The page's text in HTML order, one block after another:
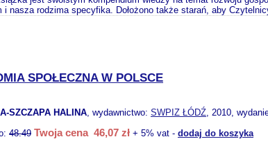
i nasza rodzima specyfika. Dołożono także starań, aby
SPOŁECZNA W POLSCE
SZCZAPA HALINA, wydawnictwo: SWPIZ ŁÓDŹ, 2010, wydanie
48.49 Twoja cena 46,07 zł + 5% vat - dodaj do koszyka